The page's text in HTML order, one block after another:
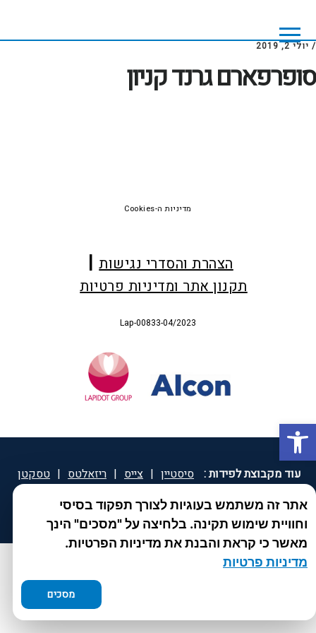
פתח סרגל נגישות
main
content
footer
/ יולי 2, 2019
סופרפארם גרנד קניון
הצהרת והסדרי נגישות
תקנון אתר ומדיניות פרטיות
Lap-00833-04/2023
מדיניות ה-Cookies
אתר זה משתמש בעוגיות לצורך תפקוד בסיסי
וחוויית שימוש תקינה. בלחיצה על "מסכים" הינך
מאשר כי קראת והבנת את מדיניות הפרטיות.
מדיניות פרטיות
מסכים
עוד מקבוצת לפידות : סיסטיין | צייס | ריזאלטס | טסקטן
| ספאטון | ספיד גרון | יוטיפרו פלוס | קוקידנט |
DROPsept ®